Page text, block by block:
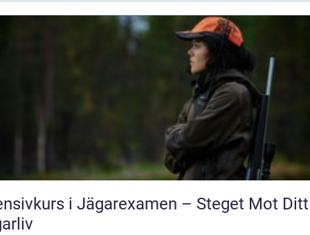
i Jägarexamen – Steget Mot Ditt